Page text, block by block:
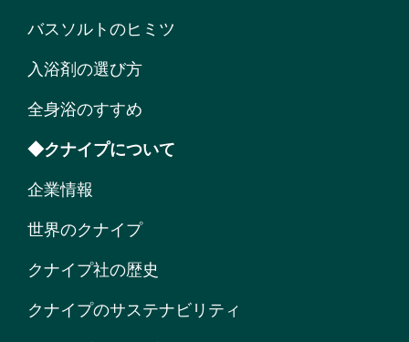
バスソルトのヒミツ
入浴剤の選び方
全身浴のすすめ
◆クナイプについて
企業情報
世界のクナイプ
クナイプ社の歴史
クナイプのサステナビリティ